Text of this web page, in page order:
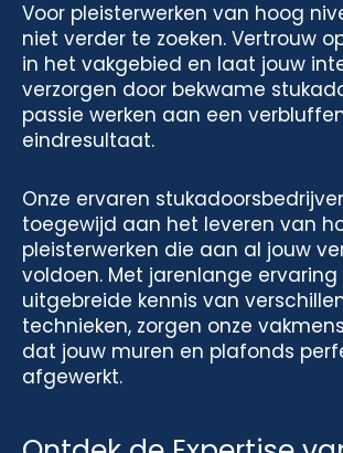
Voor pleisterwerken van hoog
niet verder te zoeken. Vertrouw
in het vakgebied en laat jouw
verzorgen door bekwame
passie werken aan een
eindresultaat.
Onze ervaren
toegewijd aan het leveren van
pleisterwerken die aan al jouw
voldoen. Met jarenlange ervaring
uitgebreide kennis van
technieken, zorgen onze
dat jouw muren en plafonds
afgewerkt.